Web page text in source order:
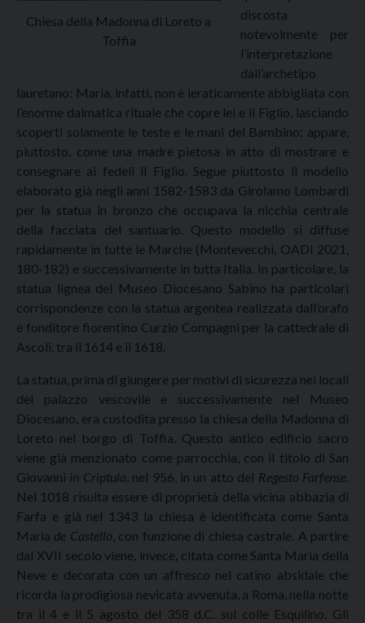
Chiesa della Madonna di Loreto a
Toffia
discosta
notevolmente per
l’interpretazione
dall’archetipo
lauretano: Maria, infatti, non è ieraticamente abbigliata con
l’enorme dalmatica rituale che copre lei e il Figlio, lasciando
scoperti solamente le teste e le mani del Bambino: appare,
piuttosto, come una madre pietosa in atto di mostrare e
consegnare ai fedeli il Figlio. Segue piuttosto il modello
elaborato già negli anni 1582-1583 da Girolamo Lombardi
per la statua in bronzo che occupava la nicchia centrale
della facciata del santuario. Questo modello si diffuse
rapidamente in tutte le Marche (Montevecchi, OADI 2021,
180-182) e successivamente in tutta Italia. In particolare, la
statua lignea del Museo Diocesano Sabino ha particolari
corrispondenze con la statua argentea realizzata dall’orafo
e fonditore fiorentino Curzio Compagni per la cattedrale di
Ascoli, tra il 1614 e il 1618.
La statua, prima di giungere per motivi di sicurezza nei locali
del palazzo vescovile e successivamente nel Museo
Diocesano, era custodita presso la chiesa della Madonna di
Loreto nel borgo di Toffia. Questo antico edificio sacro
viene già menzionato come parrocchia, con il titolo di San
Giovanni in Criptula , nel 956, in un atto del Regesto Farfense.
Nel 1018 risulta essere di proprietà della vicina abbazia di
Farfa e già nel 1343 la chiesa è identificata come Santa
Maria de Castello , con funzione di chiesa castrale. A partire
dal XVII secolo viene, invece, citata come Santa Maria della
Neve e decorata con un affresco nel catino absidale che
ricorda la prodigiosa nevicata avvenuta, a Roma, nella notte
tra il 4 e il 5 agosto del 358 d.C. sul colle Esquilino. Gli